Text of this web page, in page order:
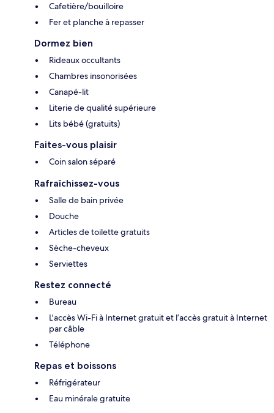
Cafetière/bouilloire
Fer et planche à repasser
Dormez bien
Rideaux occultants
Chambres insonorisées
Canapé-lit
Literie de qualité supérieure
Lits bébé (gratuits)
Faites-vous plaisir
Coin salon séparé
Rafraîchissez-vous
Salle de bain privée
Douche
Articles de toilette gratuits
Sèche-cheveux
Serviettes
Restez connecté
Bureau
L'accès Wi-Fi à Internet gratuit et l’accès gratuit à Internet
par câble
Téléphone
Repas et boissons
Réfrigérateur
Eau minérale gratuite